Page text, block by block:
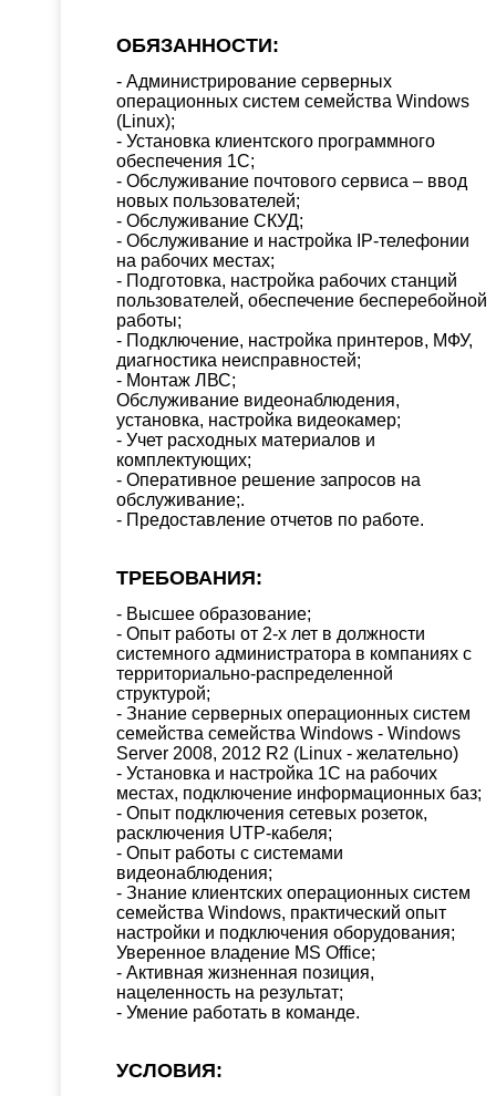
ОБЯЗАННОСТИ:
- Администрирование серверных
операционных систем семейства Windows
(Linux);
- Установка клиентского программного
обеспечения 1С;
- Обслуживание почтового сервиса – ввод
новых пользователей;
- Обслуживание СКУД;
- Обслуживание и настройка IP-телефонии
на рабочих местах;
- Подготовка, настройка рабочих станций
пользователей, обеспечение бесперебойной
работы;
- Подключение, настройка принтеров, МФУ,
диагностика неисправностей;
- Монтаж ЛВС;
Обслуживание видеонаблюдения,
установка, настройка видеокамер;
- Учет расходных материалов и
комплектующих;
- Оперативное решение запросов на
обслуживание;.
- Предоставление отчетов по работе.
ТРЕБОВАНИЯ:
- Высшее образование;
- Опыт работы от 2-х лет в должности
системного администратора в компаниях с
территориально-распределенной
структурой;
- Знание серверных операционных систем
семейства семейства Windows - Windows
Server 2008, 2012 R2 (Linux - желательно)
- Установка и настройка 1С на рабочих
местах, подключение информационных баз;
- Опыт подключения сетевых розеток,
расключения UTP-кабеля;
- Опыт работы с системами
видеонаблюдения;
- Знание клиентских операционных систем
семейства Windows, практический опыт
настройки и подключения оборудования;
Уверенное владение MS Office;
- Активная жизненная позиция,
нацеленность на результат;
- Умение работать в команде.
УСЛОВИЯ: